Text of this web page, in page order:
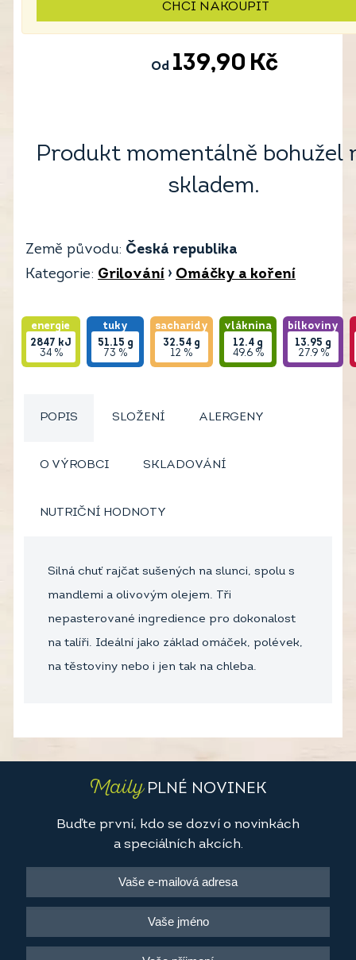
CHCI NAKOUPIT
Od 139,90 Kč
Produkt momentálně bohužel
skladem.
Země původu: Česká republika
Kategorie: Grilování › Omáčky a koření
energie
2847 kJ
34 %
tuky
51.15 g
73 %
sacharidy
32.54 g
12 %
vláknina
12.4 g
49.6 %
bílkoviny
13.95 g
27.9 %
POPIS SLOŽENÍ ALERGENY
O VÝROBCI SKLADOVÁNÍ
NUTRIČNÍ HODNOTY
Silná chuť rajčat sušených na slunci, spolu s
mandlemi a olivovým olejem. Tři
nepasterované ingredience pro dokonalost
na talíři. Ideální jako základ omáček, polévek,
na těstoviny nebo i jen tak na chleba.
MailyPLNÉ NOVINEK
Buďte první, kdo se dozví o novinkách
a speciálních akcích.